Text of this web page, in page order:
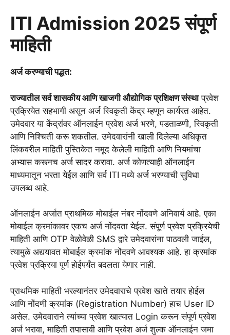
ITI Admission 2025 संपूर्ण
माहिती
अर्ज करण्याची पद्धत:
राज्यातील सर्व शासकीय आणि खाजगी औद्योगिक प्रशिक्षण संस्थाप्रवेश
प्रक्रियेत सहभागी असून अर्ज स्विकृती केंद्र म्हणून कार्यरत आहेत.
उमेदवार या केंद्रांवर ऑनलाईन प्रवेश अर्ज भरणे, पडताळणी, स्विकृती
आणि निश्चिती करू शकतील. उमेदवारांनी खाली दिलेल्या अधिकृत
लिंकवरील माहिती पुस्तिकेत नमूद केलेली माहिती आणि नियमांचा
अभ्यास करूनच अर्ज सादर करावा. अर्ज कोणत्याही ऑनलाईन
माध्यमातून भरता येईल आणि सर्व ITI मध्ये अर्ज भरण्याची सुविधा
उपलब्ध आहे.
ऑनलाईन अर्जात प्राथमिक मोबाईल नंबर नोंदवणे अनिवार्य आहे. एका
मोबाईल क्रमांकावर एकच अर्ज नोंदवता येईल. संपूर्ण प्रवेश प्रक्रियेची
माहिती आणि OTP वेळोवेळी SMS द्वारे उमेदवारांना पाठवली जाईल,
त्यामुळे अद्ययावत मोबाईल क्रमांक नोंदवणे आवश्यक आहे. हा क्रमांक
प्रवेश प्रक्रिया पूर्ण होईपर्यंत बदलता येणार नाही.
प्राथमिक माहिती भरल्यानंतर उमेदवाराचे प्रवेश खाते तयार होईल
आणि नोंदणी क्रमांक (Registration Number) हाच User ID
असेल. उमेदवाराने त्यांच्या प्रवेश खात्यात Login करून संपूर्ण प्रवेश
अर्ज भरावा, माहिती तपासावी आणि प्रवेश अर्ज शुल्क ऑनलाईन जमा